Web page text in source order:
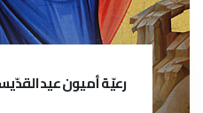
رعيّة أميون عيد